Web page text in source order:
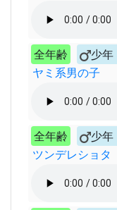
全年齢 少年
ヤミ系男の子
全年齢 少年
ツンデレショタ